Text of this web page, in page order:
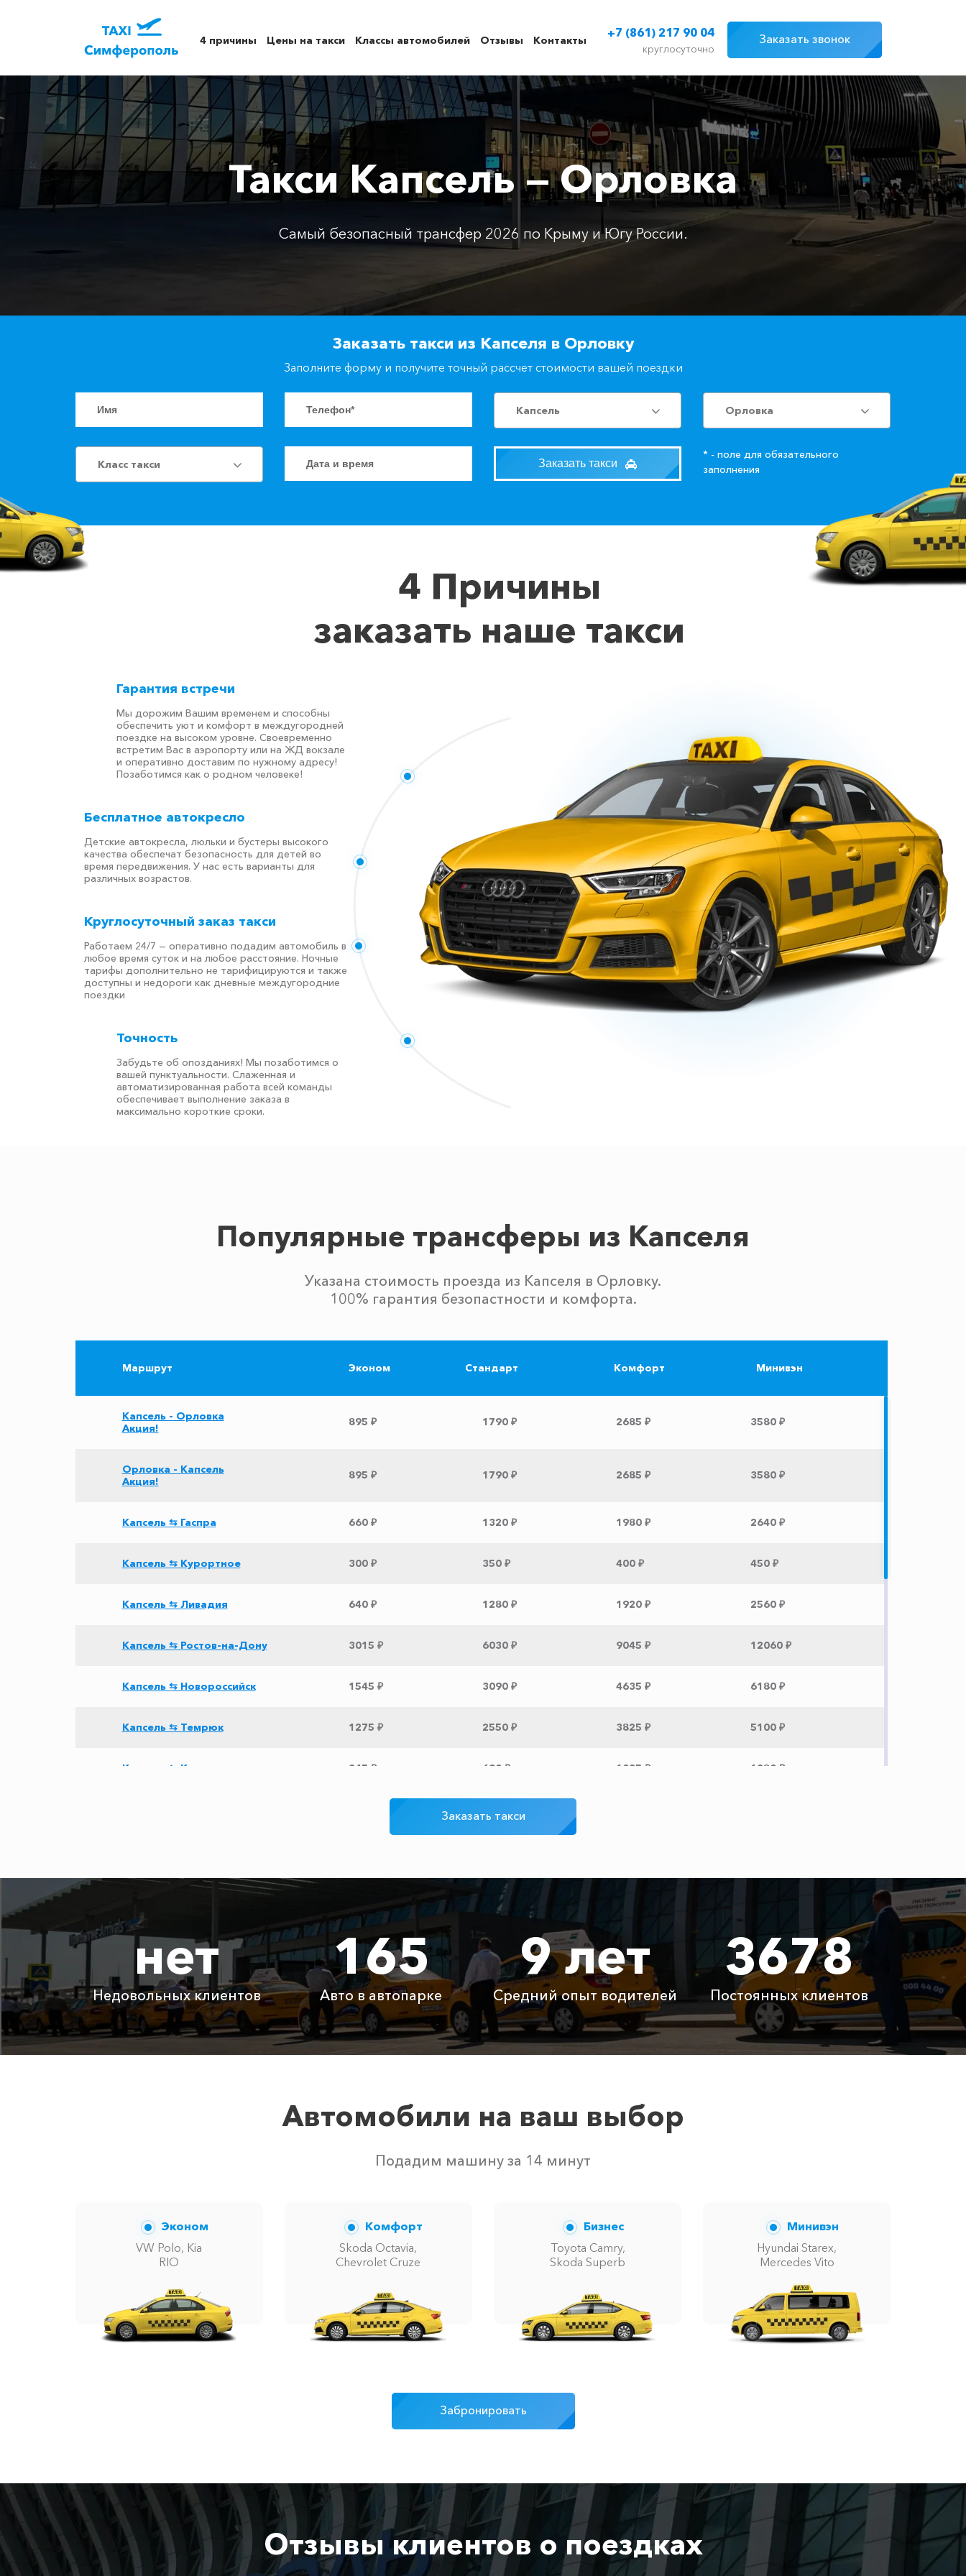
4 причины Цены на такси Классы автомобилей Отзывы Контакты
+7 (861) 217 90 04
круглосуточно
Заказать звонок
Такси Капсель — Орловка
Самый безопасный трансфер 2026 по Крыму и Югу России.
Заказать такси из Капселя в Орловку
Заполните форму и получите точный рассчет стоимости вашей поездки
Капсель Орловка
Класс такси Заказать такси
* - поле для обязательного
заполнения
4 Причины
заказать наше такси
Гарантия встречи
Мы дорожим Вашим временем и способны
обеспечить уют и комфорт в междугородней
поездке на высоком уровне. Своевременно
встретим Вас в аэропорту или на ЖД вокзале
и оперативно доставим по нужному адресу!
Позаботимся как о родном человеке!
Бесплатное автокресло
Детские автокресла, люльки и бустеры высокого
качества обеспечат безопасность для детей во
время передвижения. У нас есть варианты для
различных возрастов.
Круглосуточный заказ такси
Работаем 24/7 — оперативно подадим автомобиль в
любое время суток и на любое расстояние. Ночные
тарифы дополнительно не тарифицируются и также
доступны и недороги как дневные междугородние
поездки
Точность
Забудьте об опозданиях! Мы позаботимся о
вашей пунктуальности. Слаженная и
автоматизированная работа всей команды
обеспечивает выполнение заказа в
максимально короткие сроки.
Популярные трансферы из Капселя
Указана стоимость проезда из Капселя в Орловку.
100% гарантия безопастности и комфорта.
Маршрут Эконом Стандарт Комфорт Минивэн
Капсель - Орловка
Акция!
895 ₽ 1790 ₽ 2685 ₽ 3580 ₽
Орловка - Капсель
Акция!
895 ₽ 1790 ₽ 2685 ₽ 3580 ₽
Капсель ⇆ Гаспра 660 ₽ 1320 ₽ 1980 ₽ 2640 ₽
Капсель ⇆ Курортное 300 ₽ 350 ₽ 400 ₽ 450 ₽
Капсель ⇆ Ливадия 640 ₽ 1280 ₽ 1920 ₽ 2560 ₽
Капсель ⇆ Ростов-на-Дону 3015 ₽ 6030 ₽ 9045 ₽ 12060 ₽
Капсель ⇆ Новороссийск 1545 ₽ 3090 ₽ 4635 ₽ 6180 ₽
Капсель ⇆ Темрюк 1275 ₽ 2550 ₽ 3825 ₽ 5100 ₽
Капсель ⇆ Канака 345 ₽ 690 ₽ 1035 ₽ 1380 ₽
Капсель ⇆ Кастрополь 1530 ₽
Капсель ⇆ Зеленогорье 500 ₽
Капсель ⇆ Орлиное 885 ₽ 1770 ₽ 2655 ₽ 3540 ₽
Детское автокресло Бесплатно Бесплатно Бесплатно Бесплатно
Ожидание машины Бесплатно Бесплатно Бесплатно Бесплатно
Заказать такси
нет
Недовольных клиентов
165
Авто в автопарке
9 лет
Средний опыт водителей
3678
Постоянных клиентов
Автомобили на ваш выбор
Подадим машину за 14 минут
Эконом
VW Polo, Kia
RIO
Комфорт
Skoda Octavia,
Chevrolet Cruze
Бизнес
Toyota Camry,
Skoda Superb
Минивэн
Hyundai Starex,
Mercedes Vito
Забронировать
Отзывы клиентов о поездках